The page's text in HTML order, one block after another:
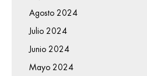
Agosto 2024
Julio 2024
Junio 2024
Mayo 2024